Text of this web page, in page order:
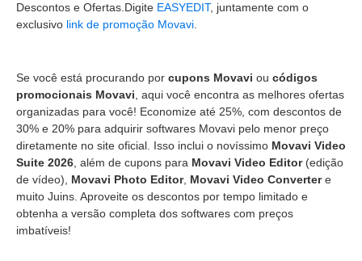
Descontos e Ofertas.Digite EASYEDIT, juntamente com o
exclusivo link de promoção Movavi
Se você está procurando por cupons Movavi ou códigos
promocionais Movavi , aqui você encontra as melhores ofertas
organizadas para você! Economize até 25%, com descontos de
30% e 20% para adquirir softwares Movavi pelo menor preço
diretamente no site oficial. Isso inclui o novíssimo Movavi Video
Suite 2026 , além de cupons para Movavi Video Editor(edição
de vídeo), Movavi Photo Editor, Movavi Video Convertere
muito Juins. Aproveite os descontos por tempo limitado e
obtenha a versão completa dos softwares com preços
imbatíveis!